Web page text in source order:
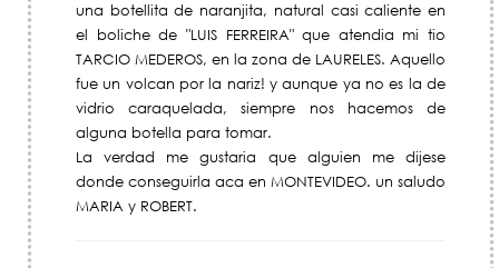
una botellita de naranjita, natural casi caliente en
el boliche de "LUIS FERREIRA" que atendia mi tio
TARCIO MEDEROS, en la zona de LAURELES. Aquello
fue un volcan por la nariz! y aunque ya no es la de
vidrio caraquelada, siempre nos hacemos de
alguna botella para tomar.
La verdad me gustaria que alguien me dijese
donde conseguirla aca en MONTEVIDEO. un saludo
MARIA y ROBERT.